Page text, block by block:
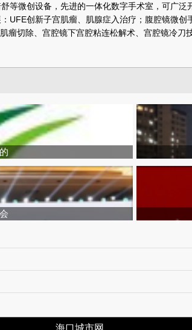
等微创设备，先进的一体化数字手术室，可广
UFE创新子宫肌瘤、肌腺症入治疗；腹腔镜微
切除、宫腔镜下宫腔粘连松解术、宫腔镜冷刀技
海口城市网